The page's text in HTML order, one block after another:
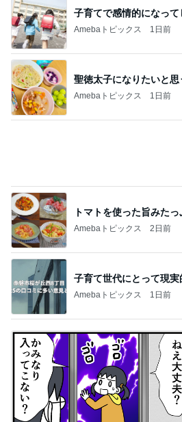
子育てで感情的になって
Amebaトピックス 1日前
聖徳太子になりたいと思
Amebaトピックス 1日前
トマトを使った旨みた
Amebaトピックス 2日前
子育て世代にとって現実
Amebaトピックス 1日前